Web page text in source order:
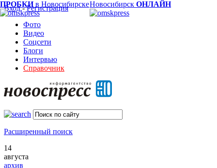
Вход-Регистрация
Фото
Видео
Соцсети
Блоги
Интервью
Справочник
Расширенный поиск
14
августа
архив
ПРОБКИв НовосибирскеНовосибирск ОНЛАЙН